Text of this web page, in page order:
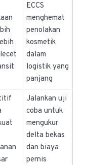
ECCS
menghemat
penolakan
kosmetik
dalam
logistik yang
panjang
Jalankan uji
coba untuk
mengukur
delta bekas
dan biaya
pernis